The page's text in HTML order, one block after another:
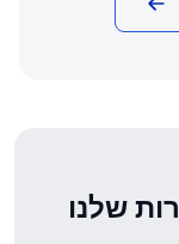
שלנו